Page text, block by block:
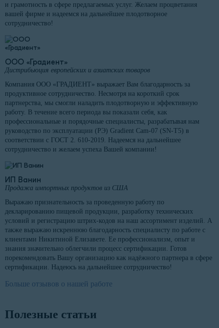
и грамотность в сфере предлагаемых услуг. Желаем процветания
вашей фирме и надеемся на дальнейшее плодотворное
сотрудничество!
ООО «Градиент»
Дистрибьюция европейских и азиатских товаров
Компания ООО «ГРАДИЕНТ» выражает Вам благодарность за
продуктивное сотрудничество. Несмотря на короткий срок
партнерства, мы смогли наладить плодотворную и эффективную
работу. В течение всего периода вы показали себя, как
профессиональные и порядочные специалисты, разрабатывая нам
руководство по эксплуатации (РЭ) Gradient Cam-07 (SN-T5) в
соответствии с ГОСТ 2. 610-2019. Надеемся на дальнейшее
сотрудничество и желаем успеха Вашей компании!
ИП Ванин
Продажа импортных продуктов из США
Выражаю признательность за проведенную работу по
декларированию пищевой продукции, разработку технических
условий и регистрацию штрих-кодов на наш ассортимент изделий. А
также выражаю искреннюю благодарность специалисту по работе с
клиентами Никитиной Елизавете. Ее профессионализм, опыт и
знания значительно облегчили процесс сертификации. Готов
порекомендовать Вашу организацию как надёжного партнера в сфере
сертификации. Надеюсь на дальнейшее сотрудничество!
Больше отзывов о нашей работе
Полезные статьи